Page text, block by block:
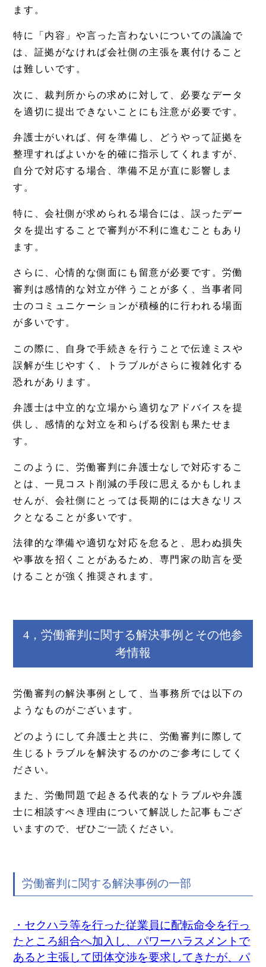
ます。
特に「内容」や言った言わないについての議論で
は、証拠がなければ会社側の主張を裏付けること
は難しいです。
次に、裁判所からの求めに対して、必要なデータ
を適切に提出できないことにも注意が必要です。
弁護士がいれば、何を準備し、どうやって証拠を
整理すればよいかを的確に指示してくれますが、
自分で対応する場合、準備不足が直に影響しま
す。
特に、会社側が求められる場合には、誤ったデー
タを提出することで審判が不利に進むこともあり
ます。
さらに、心情的な側面にも留意が必要です。労働
審判は感情的な対立が伴うことが多く、当事者同
士のコミュニケーションが積極的に行われる場面
が多いです。
この際に、自身で手続きを行うことで伝達ミスや
誤解が生じやすく、トラブルがさらに複雑化する
恐れがあります。
弁護士は中立的な立場から適切なアドバイスを提
供し、感情的な対立を和らげる役割も果たせま
す。
このように、労働審判に弁護士なしで対応するこ
とは、一見コスト削減の手段に思えるかもしれま
せんが、会社側にとっては長期的には大きなリス
クとなることが多いです。
法律的な準備や適切な対応を怠ると、思わぬ損失
や事故を招くことがあるため、専門家の助言を受
けることが強く推奨されます。
4，労働審判に関する解決事例とその他参
考情報
労働審判の解決事例として、当事務所では以下の
ようなものがございます。
どのようにして弁護士と共に、労働審判に際して
生じるトラブルを解決するのかのご参考にしてく
ださい。
また、労働問題で起きる代表的なトラブルや弁護
士に相談すべき理由について解説した記事もござ
いますので、ぜひご一読ください。
労働審判に関する解決事例の一部
・セクハラ等を行った従業員に配転命令を行っ
たところ組合へ加入し、パワーハラスメントで
あると主張して団体交渉を要求してきたが、パ